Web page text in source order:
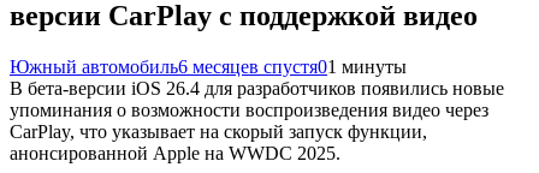
версии CarPlay с поддержкой видео
Южный автомобиль6 месяцев спустя01 минуты
В бета-версии iOS 26.4 для разработчиков появились новые
упоминания о возможности воспроизведения видео через
CarPlay, что указывает на скорый запуск функции,
анонсированной Apple на WWDC 2025.